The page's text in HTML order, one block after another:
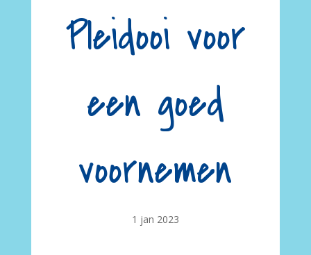
Pleidooi voor
een goed
voornemen
1 jan 2023